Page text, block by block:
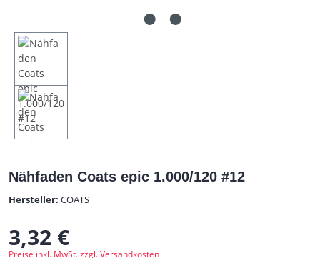
Nähfaden Coats epic 1.000/120 #12
Hersteller: COATS
Regulärer Preis:
3,32 €
Preise inkl. MwSt. zzgl. Versandkosten